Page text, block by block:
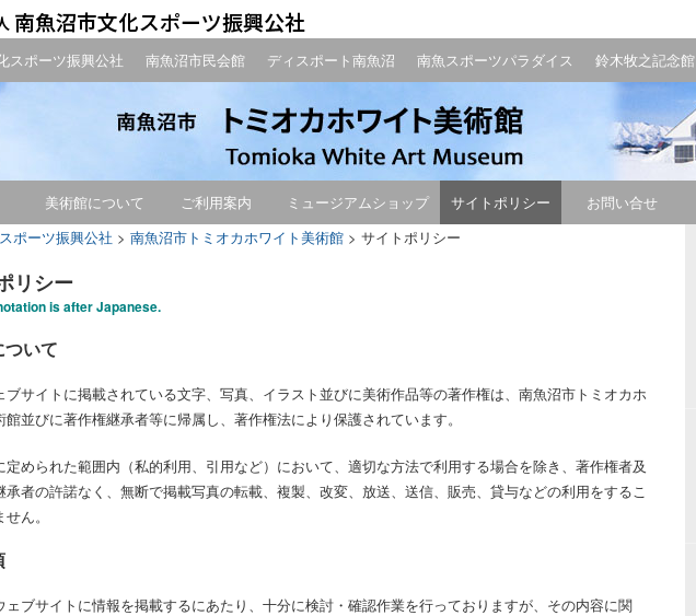
スポーツ振興公社 南魚沼市民会館 ディスポート南魚沼 南魚スポーツパラダイス 鈴木牧之記念館
美術館について ご利用案内 ミュージアムショップ サイトポリシー
お問い合せ
ポーツ振興公社 > 南魚沼市トミオカホワイト美術館 > サイトポリシー
リシー
is after Japanese.
いて
ブサイトに掲載されている文字、写真、イラスト並びに美術作品等の著作権は、南魚沼市トミオカホ
館並びに著作権継承者等に帰属し、著作権法により保護されています。
定められた範囲内（私的利用、引用など）において、適切な方法で利用する場合を除き、著作権者及
承者の許諾なく、無断で掲載写真の転載、複製、改変、放送、送信、販売、貸与などの利用をするこ
ん。
ェブサイトに情報を掲載するにあたり、十分に検討・確認作業を行っておりますが、その内容に関